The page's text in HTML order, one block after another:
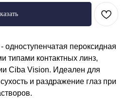
- одноступенчатая пероксидная
типами контактных линз,
Ciba Vision. Идеален для
и раздражение глаз при